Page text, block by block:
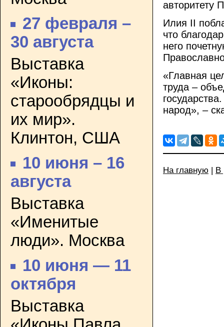
27 февраля –
30 августа
Выставка
«Иконы:
старообрядцы и
их мир».
Клинтон, США
10 июня – 16
августа
Выставка
«Именитые
люди». Москва
10 июня — 11
октября
Выставка
авторитету
Илия II
что
него
«Главная
труда –
народ», –
На главную | В